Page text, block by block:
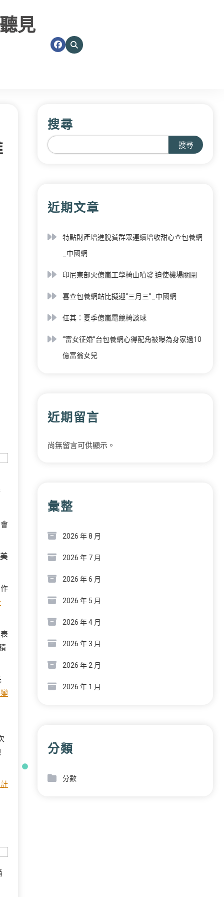
見
搜尋
搜尋
近期文章
特點財產增進脫貧群眾連續增收甜心查包養網
_中國網
印尼東部火億嵐工學椅山噴發 迫使機場關閉
喜查包養網站比擬迎“三月三”_中國網
任其：夏季億嵐電競椅談球
“富女征婚”台包養網心得配角被曝為身家過10
億富翁女兒
近期留言
尚無留言可供顯示。
彙整
2026 年 8 月
2026 年 7 月
2026 年 6 月
2026 年 5 月
2026 年 4 月
2026 年 3 月
2026 年 2 月
2026 年 1 月
分類
分數